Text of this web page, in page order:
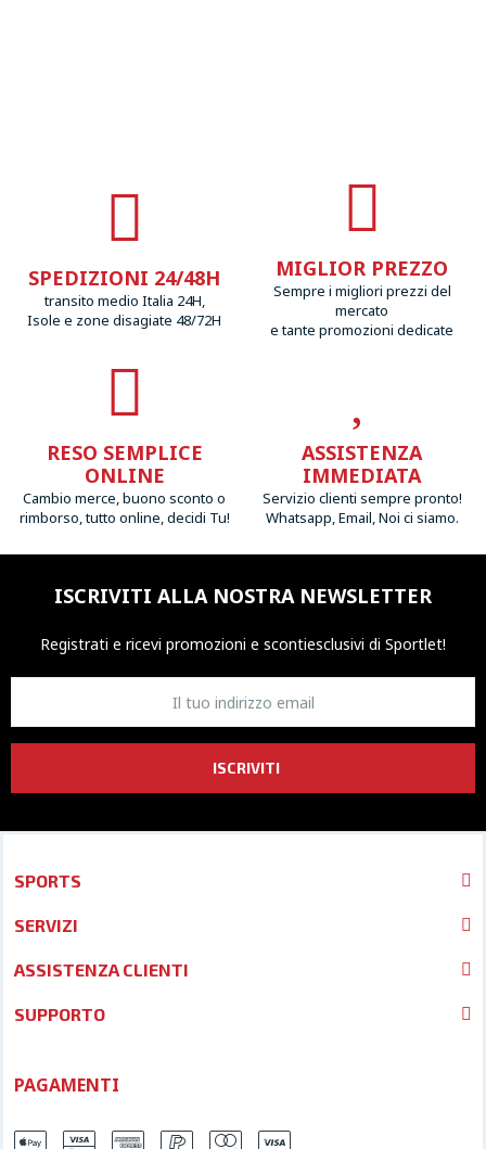
SPEDIZIONI 24/48H
transito medio Italia 24H,
Isole e zone disagiate 48/72H
MIGLIOR PREZZO
Sempre i migliori prezzi del
mercato
e tante promozioni dedicate
RESO SEMPLICE
ONLINE
Cambio merce, buono sconto o
rimborso, tutto online, decidi Tu!
ASSISTENZA
IMMEDIATA
Servizio clienti sempre pronto!
Whatsapp, Email, Noi ci siamo.
ISCRIVITI ALLA NOSTRA NEWSLETTER
Registrati e ricevi promozioni e scontiesclusivi di Sportlet!
ISCRIVITI
SPORTS
SERVIZI
ASSISTENZA CLIENTI
SUPPORTO
PAGAMENTI